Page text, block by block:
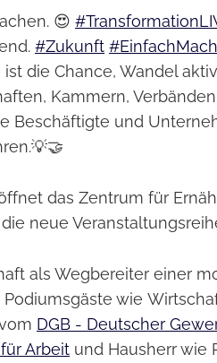
😍
#Zukunft
die Chance, Wandel
Kammern,
Beschäftigte und
das Zentrum für
neue
als Wegbereiter einer
wie
DGB - Deutscher
Arbeit und Hausherr wie